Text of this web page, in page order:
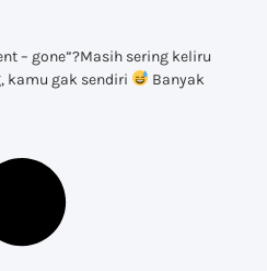
– gone”?Masih sering keliru
kamu gak sendiri
Banyak